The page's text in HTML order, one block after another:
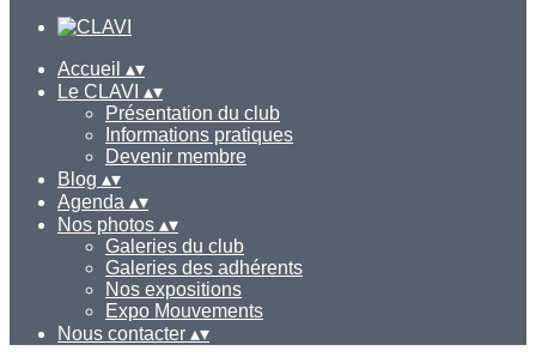
Accueil ▴▾
Le CLAVI ▴▾
Présentation du club
Informations pratiques
Devenir membre
Blog ▴▾
Agenda ▴▾
Nos photos ▴▾
Galeries du club
Galeries des adhérents
Nos expositions
Expo Mouvements
Nous contacter ▴▾